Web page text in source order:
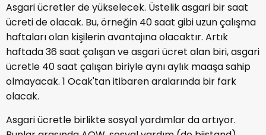
Asgari ücretler de yükselecek. Üstelik asgari bir saat
ücreti de olacak. Bu, örneğin 40 saat gibi uzun çalışma
haftaları olan kişilerin avantajına olacaktır. Artık
haftada 36 saat çalışan ve asgari ücret alan biri, asgari
ücretle 40 saat çalışan biriyle aynı aylık maaşa sahip
olmayacak. 1 Ocak'tan itibaren aralarında bir fark
olacak.
Asgari ücretle birlikte sosyal yardımlar da artıyor.